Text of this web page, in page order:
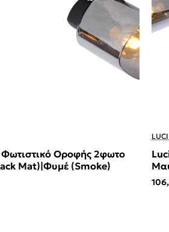
Οροφής 2φωτο
Mat)|Φυμέ (Smoke)